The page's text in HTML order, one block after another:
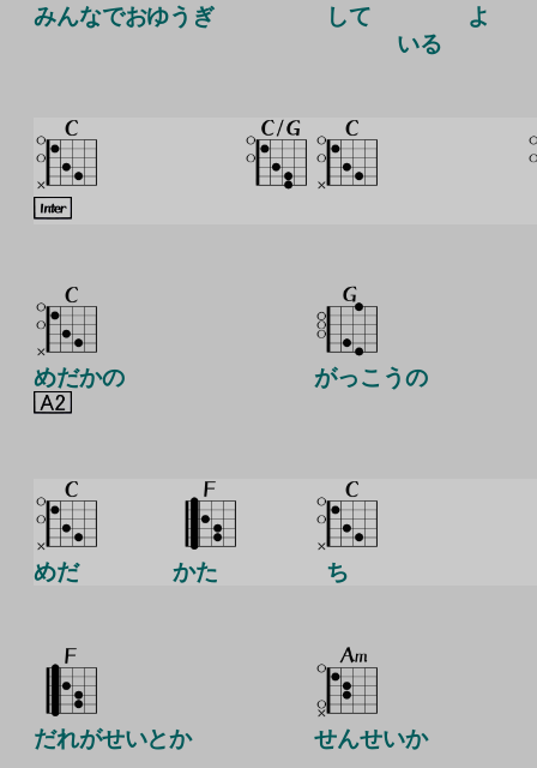
みんなでおゆうぎ
して
いる
よ
めだかの がっこうの
めだ かた ち
だれがせいとか せんせいか